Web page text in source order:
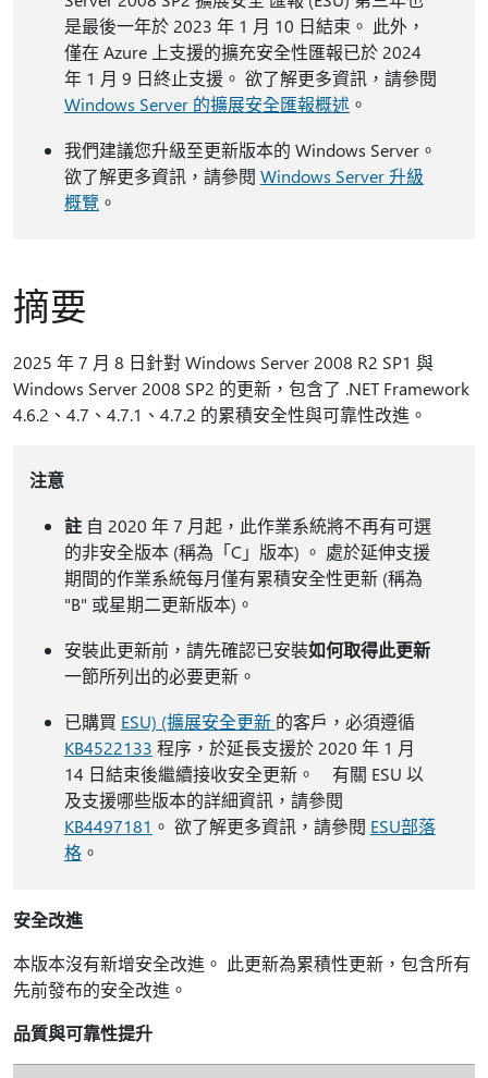
是最後一年於 2023 年 1 月 10 日結束。 此外，
僅在 Azure 上支援的擴充安全性匯報已於 2024
年 1 月 9 日終止支援。 欲了解更多資訊，請參閱
Windows Server 的擴展安全匯報概述。
我們建議您升級至更新版本的 Windows Server。
欲了解更多資訊，請參閱 Windows Server 升級
概覽。
摘要
2025 年 7 月 8 日針對 Windows Server 2008 R2 SP1 與
Windows Server 2008 SP2 的更新，包含了 .NET Framework
4.6.2、4.7、4.7.1、4.7.2 的累積安全性與可靠性改進。
注意
註自 2020 年 7 月起，此作業系統將不再有可選
的非安全版本 (稱為「C」版本) 。 處於延伸支援
期間的作業系統每月僅有累積安全性更新 (稱為
"B" 或星期二更新版本)。
安裝此更新前，請先確認已安裝如何取得此更新
一節所列出的必要更新。
已購買 ESU) (擴展安全更新 的客戶，必須遵循
KB4522133 程序，於延長支援於 2020 年 1 月
14 日結束後繼續接收安全更新。 有關 ESU 以
及支援哪些版本的詳細資訊，請參閱
KB4497181 。 欲了解更多資訊，請參閱 ESU部落
格。
安全改進
本版本沒有新增安全改進。 此更新為累積性更新，包含所有
先前發布的安全改進。
品質與可靠性提升